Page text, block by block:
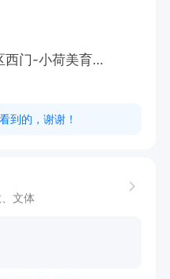
西门-小荷美育
系我时说通过光山直
看到的，谢谢！
文体